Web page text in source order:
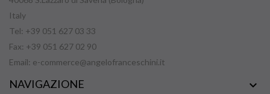
Italy
Tel: +39 051 627 03 33
Fax: +39 051 627 02 90
Email: e-commerce@angelofranceschini.it
NAVIGAZIONE 